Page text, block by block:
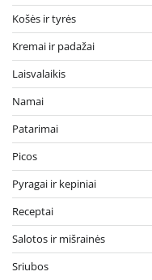
Košės ir tyrės
Kremai ir padažai
Laisvalaikis
Namai
Patarimai
Picos
Pyragai ir kepiniai
Receptai
Salotos ir mišrainės
Sriubos